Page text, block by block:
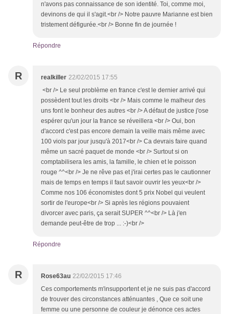
n'avons pas connaissance de son identité. Toi, comme moi,
devinons de qui il s'agit.<br /> Notre pauvre Marianne est bien
tristement défigurée.<br /> Bonne fin de journée !
Répondre
R realkiller 22/02/2015 17:55
<br /> Le seul problème en france c'est le dernier arrivé qui
possèdent tout les droits <br /> Mais comme le malheur des
uns font le bonheur des autres <br /> A défaut de justice j'ose
espérer qu'un jour la france se réveillera <br /> Oui, bon
d'accord c'est pas encore demain la veille mais même avec
100 viols par jour jusqu'à 2017<br /> Ca devrais faire quand
même un sacré paquet de monde <br /> Surtout si on
comptabilisera les amis, la famille, le chien et le poisson
rouge ^^<br /> Je ne rêve pas et j'irai certes pas le cautionner
mais de temps en temps il faut savoir ouvrir les yeux<br />
Comme nos 106 économistes dont 5 prix Nobel qui veulent
sortir de l'europe<br /> Si après les régions pouvaient
divorcer avec paris, ça serait SUPER ^^<br /> Là j'en
demande peut-être de trop ... :-)<br />
Répondre
R Rose63au 22/02/2015 17:46
Ces comportements m'insupportent et je ne suis pas d'accord
de trouver des circonstances atténuantes , Que ce soit une
femme ou une personne de couleur je dénonce ces actes